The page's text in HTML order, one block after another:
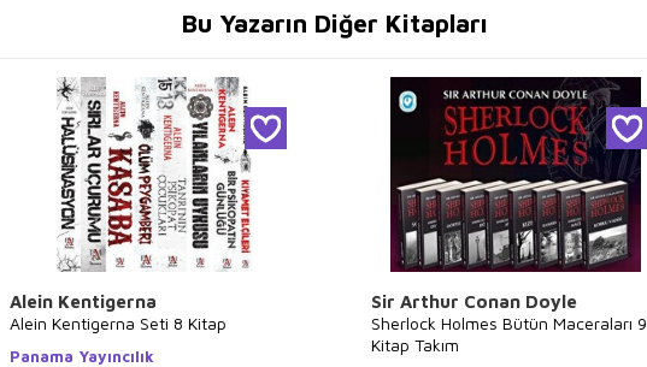
Bu Yazarın Diğer Kitapları
Alein Kentigerna
Alein Kentigerna Seti 8 Kitap
Panama Yayıncılık
Sir Arthur Conan Doyle
Sherlock Holmes Bütün Maceraları 9
Kitap Takım